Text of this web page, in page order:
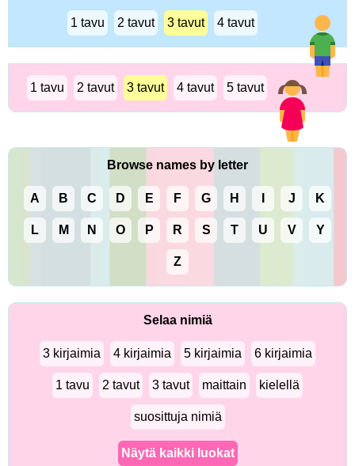
1 tavu 2 tavut 3 tavut 4 tavut
1 tavu 2 tavut 3 tavut 4 tavut 5 tavut
Browse names by letter
A B C D E F G H J K
L M N O P R S T U V Y
Z
Selaa nimiä
3 kirjaimia 4 kirjaimia 5 kirjaimia 6 kirjaimia
1 tavu 2 tavut 3 tavut maittain kielellä
suosittuja nimiä
Näytä kaikki luokat